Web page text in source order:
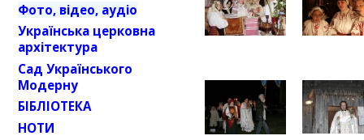
Фото, відео, аудіо
Українська церковна
архітектура
Сад Українського
Модерну
БІБЛІОТЕКА
НОТИ